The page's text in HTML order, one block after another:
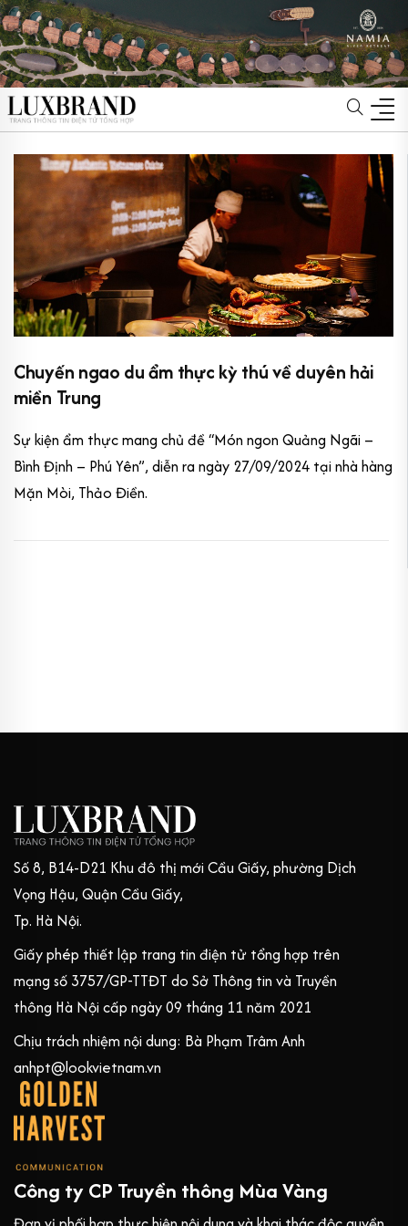
Chuyến ngao du ẩm thực kỳ thú về duyên hải
miền Trung
Sự kiện ẩm thực mang chủ đề “Món ngon Quảng Ngãi –
Bình Định – Phú Yên”, diễn ra ngày 27/09/2024 tại nhà hàng
Mặn Mòi, Thảo Điền.
Số 8, B14-D21 Khu đô thị mới Cầu Giấy, phường Dịch
Vọng Hậu, Quận Cầu Giấy,
Tp. Hà Nội.
Giấy phép thiết lập trang tin điện tử tổng hợp trên
mạng số 3757/GP-TTĐT do Sở Thông tin và Truyền
thông Hà Nội cấp ngày 09 tháng 11 năm 2021
Chịu trách nhiệm nội dung: Bà Phạm Trâm Anh
anhpt@lookvietnam.vn
Công ty CP Truyền thông Mùa Vàng